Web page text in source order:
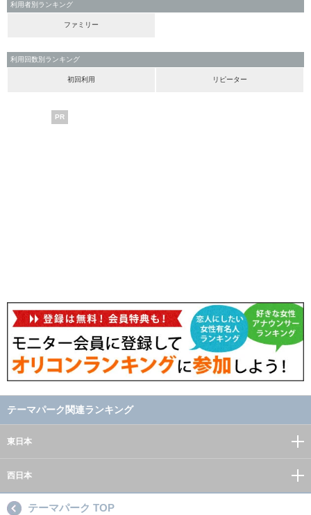
利用者別ランキング
ファミリー
利用回数別ランキング
初回利用 リピーター
PR
テーマパーク関連ランキング
東日本
西日本
テーマパーク TOP